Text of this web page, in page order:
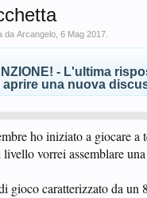
da Arcangelo 6 Mag 2017
- L'ultima
una nuova
ho iniziato a giocare a
vorrei assemblare
gioco caratterizzato da un